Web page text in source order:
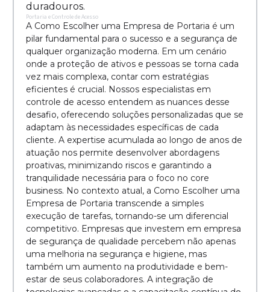
duradouros.
Portaria e Controle de Acesso
A Como Escolher uma Empresa de Portaria é um
pilar fundamental para o sucesso e a segurança de
qualquer organização moderna. Em um cenário
onde a proteção de ativos e pessoas se torna cada
vez mais complexa, contar com estratégias
eficientes é crucial. Nossos especialistas em
controle de acesso entendem as nuances desse
desafio, oferecendo soluções personalizadas que se
adaptam às necessidades específicas de cada
cliente. A expertise acumulada ao longo de anos de
atuação nos permite desenvolver abordagens
proativas, minimizando riscos e garantindo a
tranquilidade necessária para o foco no core
business. No contexto atual, a Como Escolher uma
Empresa de Portaria transcende a simples
execução de tarefas, tornando-se um diferencial
competitivo. Empresas que investem em empresa
de segurança de qualidade percebem não apenas
uma melhoria na segurança e higiene, mas
também um aumento na produtividade e bem-
estar de seus colaboradores. A integração de